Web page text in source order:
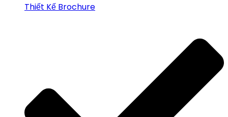
Thiết Kế Brochure